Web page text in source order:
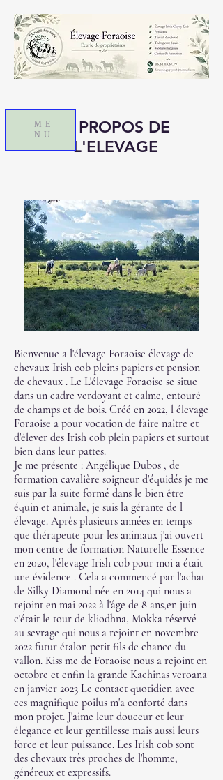
ME
NU
À PROPOS DE
L'ELEVAGE
Bienvenue a l'élevage Foraoise élevage de
chevaux Irish cob pleins papiers et pension
de chevaux . Le L'élevage Foraoise se situe
dans un cadre verdoyant et calme, entouré
de champs et de bois. Créé en 2022, l élevage
Foraoise a pour vocation de faire naître et
d'élever des Irish cob plein papiers et surtout
bien dans leur pattes.
Je me présente : Angélique Dubos , de
formation cavalière soigneur d'équidés je me
suis par la suite formé dans le bien être
équin et animale, je suis la gérante de l
élevage. Après plusieurs années en temps
que thérapeute pour les animaux j'ai ouvert
mon centre de formation Naturelle Essence
en 2020, l'élevage Irish cob pour moi a était
une évidence . Cela a commencé par l'achat
de Silky Diamond née en 2014 qui nous a
rejoint en mai 2022 à l'âge de 8 ans,en juin
c'était le tour de kliodhna, Mokka réservé
au sevrage qui nous a rejoint en novembre
2022 futur étalon petit fils de chance du
vallon. Kiss me de Foraoise nous a rejoint en
octobre et enfin la grande Kachinas veroana
en janvier 2023 Le contact quotidien avec
ces magnifique poilus m'a conforté dans
mon projet. J'aime leur douceur et leur
élegance et leur gentillesse mais aussi leurs
force et leur puissance. Les Irish cob sont
des chevaux très proches de l'homme,
généreux et expressifs.